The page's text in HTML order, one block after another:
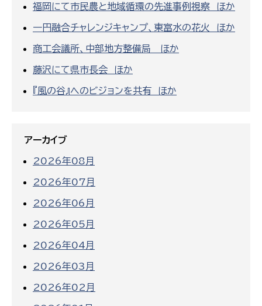
福岡にて市民農と地域循環の先進事例視察 ほか
一円融合チャレンジキャンプ、東富水の花火 ほか
商工会議所、中部地方整備局 ほか
藤沢にて県市長会 ほか
『風の谷』へのビジョンを共有 ほか
アーカイブ
2026年08月
2026年07月
2026年06月
2026年05月
2026年04月
2026年03月
2026年02月